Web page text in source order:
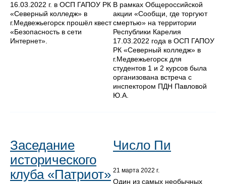
16.03.2022 г. в ОСП ГАПОУ РК
«Северный колледж» в
г.Медвежьегорск прошёл квест
«Безопасность в сети
Интернет».
В рамках Общероссийской
акции «Сообщи, где торгуют
смертью» на территории
Республики Карелия
17.03.2022 года в ОСП ГАПОУ
РК «Северный колледж» в
г.Медвежьегорск для
студентов 1 и 2 курсов была
организована встреча с
инспектором ПДН Павловой
Ю.А.
Заседание
исторического
клуба «Патриот»
Число Пи
21 марта 2022 г.
Один из самых необычных